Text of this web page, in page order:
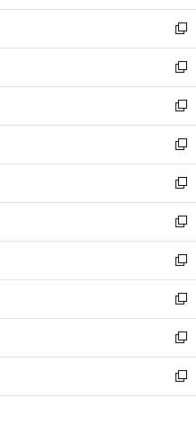
開
く
ウ
で
開
く
ン
ド
ウ
で
開
く
ウ
ィ
ン
ド
ウ
で
開
く
新
し
い
ウ
ィ
ン
ド
ウ
で
開
く
新
し
い
ウ
ィ
ン
ド
ウ
で
開
く
新
し
い
ウ
ィ
ン
ド
ウ
で
開
く
新
し
い
ウ
ィ
ン
ド
ウ
で
開
く
新
し
い
ウ
ィ
ン
ド
ウ
で
開
く
新
し
い
ウ
ィ
ン
ド
ウ
で
開
新
し
い
ウ
ィ
ン
ド
ウ
新
し
い
ウ
ィ
ン
新
し
い
ウ
新
し